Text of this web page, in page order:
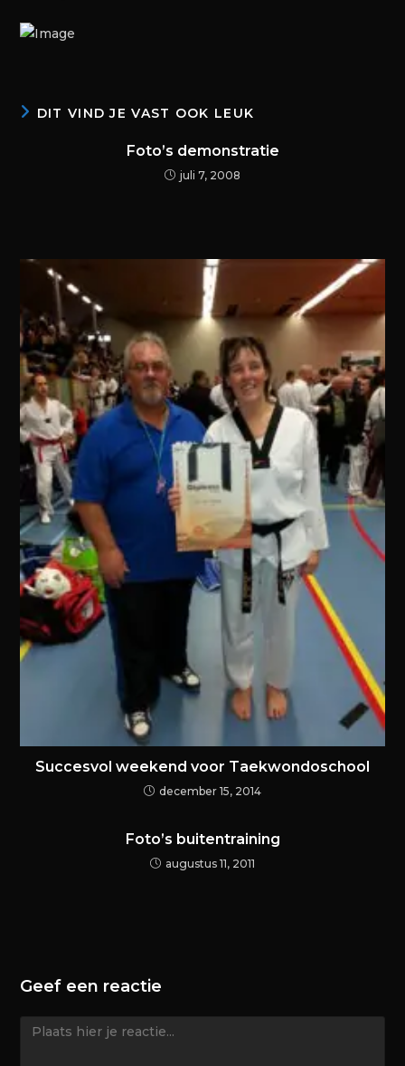
DIT VIND JE VAST OOK LEUK
Foto’s demonstratie
juli 7, 2008
Succesvol weekend voor Taekwondoschool
december 15, 2014
Foto’s buitentraining
augustus 11, 2011
Geef een reactie